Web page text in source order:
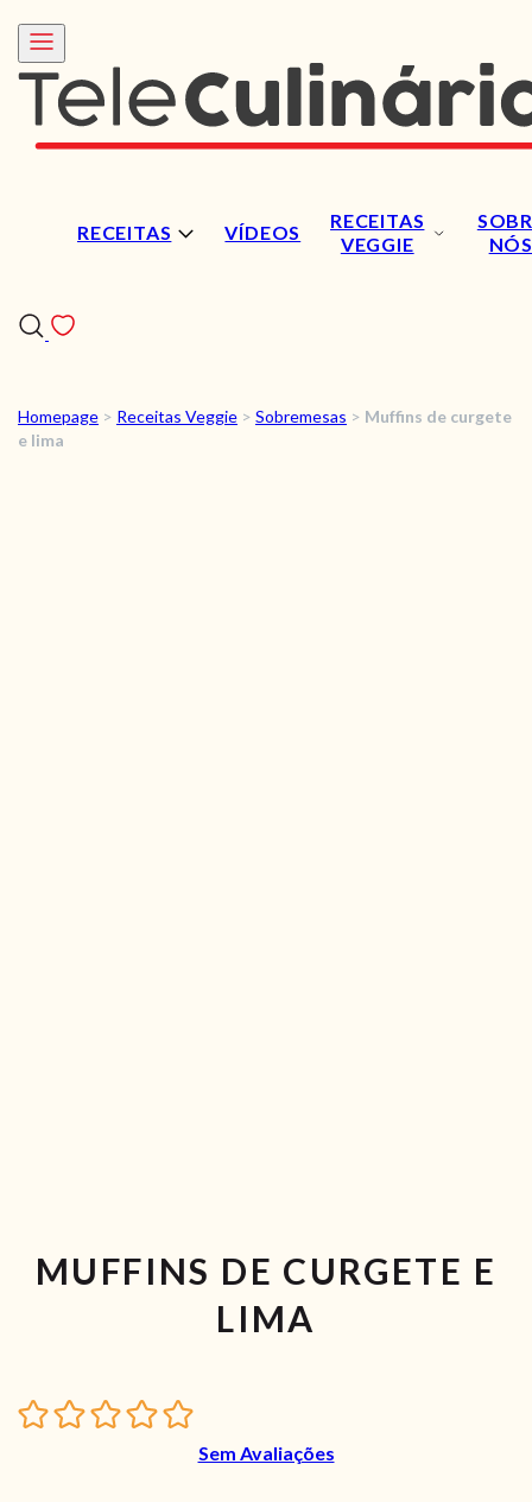
RECEITAS VÍDEOS
RECEITAS
VEGGIE
NÓS
RECEITAS
Homepage > Receitas Veggie > Sobremesas > Muffins de curgete
e lima
MUFFINS DE CURGETE E
LIMA
Sem Avaliações